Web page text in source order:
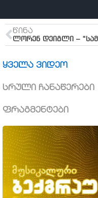
ᲬᲘᲜᲐ
ყველა ვიდეო
სრული ჩანაწერები
ფრაგმენტები